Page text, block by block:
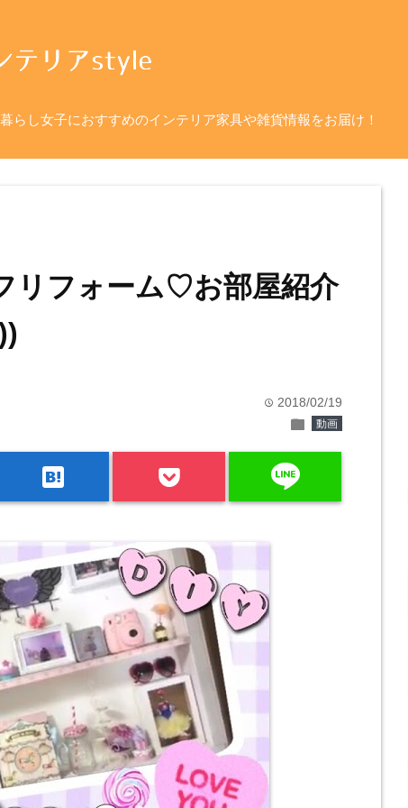
らし女子におすすめのインテリア家具や雑貨情報をお届け！
リフォーム♡お部屋紹介
time 2018/02/19
folder 動画
hatenabookmark line